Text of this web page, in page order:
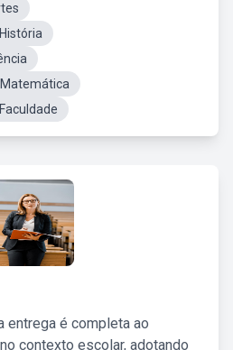
entrega é completa ao
contexto escolar, adotando